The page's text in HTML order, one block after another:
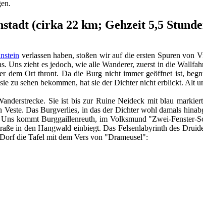
(cirka 22 km; Gehzeit 5,5
verlassen haben, stoßen wir auf die ersten Spuren von
Uns zieht es jedoch, wie alle Wanderer, zuerst in die
dem Ort thront. Da die Burg nicht immer geöffnet ist,
zu sehen bekommen, hat sie der Dichter nicht erblickt. Alt
Sie ist bis zur Ruine Neideck mit blau
Das Burgverlies, in das der Dichter wohl damals
kommt Burggaillenreuth, im Volksmund "Zwei-
in den Hangwald einbiegt. Das Felsenlabyrinth des
die Tafel mit dem Vers von "Drameusel":